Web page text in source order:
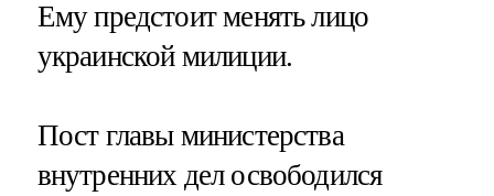
Ему предстоит менять лицо
украинской милиции.
Пост главы министерства
внутренних дел освободился